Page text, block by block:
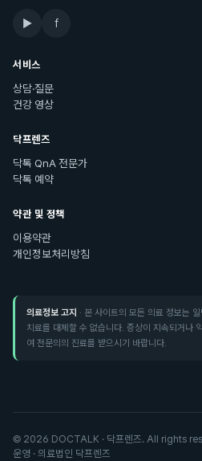
▶ f
서비스
상담·질문
건강 영상
닥프렌즈
닥톡 QnA 전문가
닥톡 예약
약관 및 정책
이용약관
개인정보처리방침
의료정보 고지 · 본 사이트의 모든 의료 정보는
치료를 대체할 수 없습니다. 증상이 지속되거나
여 전문의의 진료를 받으시기 바랍니다.
© 2026 DOCTALK · 닥프렌즈. All rights
운영 · 의료법인 닥프렌즈